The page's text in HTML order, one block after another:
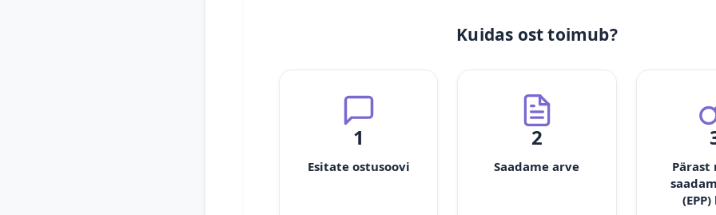
Kuidas ost toimub?
1
Esitate ostusoovi
2
Saadame arve
Pärast